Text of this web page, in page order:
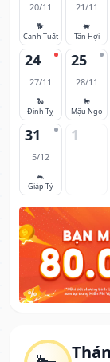
20/11
🐕
Canh Tuất
21/11
🐖
Tân Hợi
24
27/11
🐍
Đinh Tỵ
25
28/11
🐎
Mậu Ngọ
31
5/12
🐀
Giáp Tý
1